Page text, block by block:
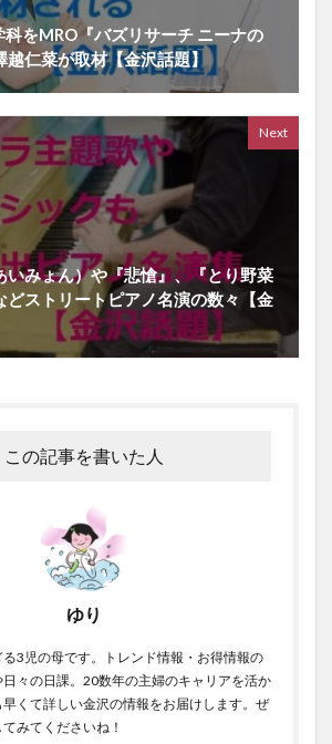
をMRO『バズリサーチ ニーナの
仁菜が取材【金沢話題】
Next
いみょん）や『悲愴』、『とり野菜
どストリートピアノ名演の数々【金
この記事を書いた人
ゆり
3児の母です。トレンド情報・お得情報の
々の日課。20数年の主婦のキャリアを活か
早くて詳しい金沢の情報をお届けします。ぜ
みてくださいね！